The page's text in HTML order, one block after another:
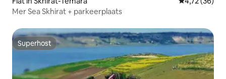
Mer Sea Skhirat + parkeerplaats
Superhost
Superhost